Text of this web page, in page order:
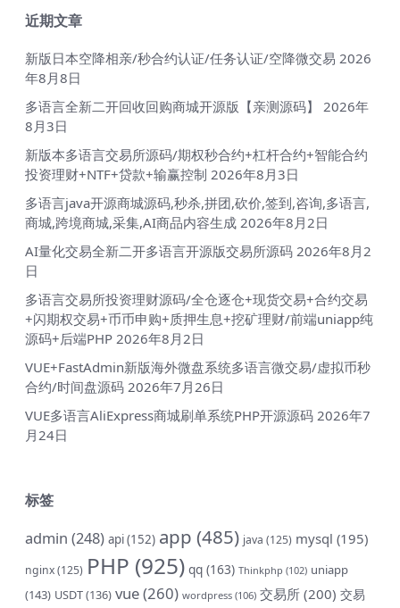
近期文章
新版日本空降相亲/秒合约认证/任务认证/空降微交易 2026
年8月8日
多语言全新二开回收回购商城开源版【亲测源码】
2026年
8月3日
新版本多语言交易所源码/期权秒合约+杠杆合约+智能合约
投资理财+NTF+贷款+输赢控制 2026年8月3日
多语言java开源商城源码,秒杀,拼团,砍价,签到,咨询,多语言,
商城,跨境商城,采集,AI商品内容生成 2026年8月2日
AI量化交易全新二开多语言开源版交易所源码 2026年8月2
日
多语言交易所投资理财源码/全仓逐仓+现货交易+合约交易
+闪期权交易+币币申购+质押生息+挖矿理财/前端uniapp纯
源码+后端PHP 2026年8月2日
VUE+FastAdmin新版海外微盘系统多语言微交易/虚拟币秒
合约/时间盘源码 2026年7月26日
VUE多语言AliExpress商城刷单系统PHP开源源码 2026年7
月24日
标签
admin (248) api(152) app (485) java (125) mysql (195)
nginx(125) PHP (925) qq (163) Thinkphp (102) uniapp
(143) USDT(136) vue(260) wordpress (106) 交易所 (200) 交易